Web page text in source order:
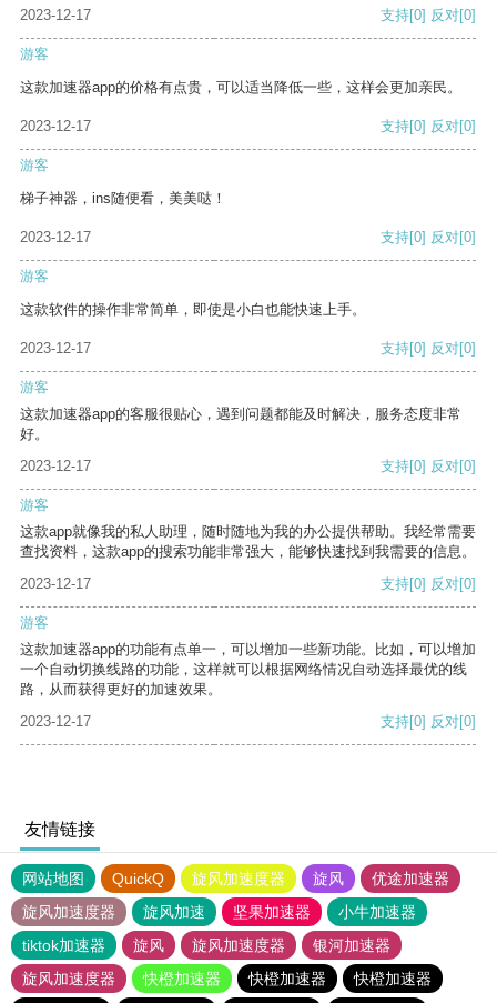
2023-12-17 支持[0] 反对[0]
游客
这款加速器app的价格有点贵，可以适当降低一些，这样会更加亲民。
2023-12-17 支持[0] 反对[0]
游客
梯子神器，ins随便看，美美哒！
2023-12-17 支持[0] 反对[0]
游客
这款软件的操作非常简单，即使是小白也能快速上手。
2023-12-17 支持[0] 反对[0]
游客
这款加速器app的客服很贴心，遇到问题都能及时解决，服务态度非常
好。
2023-12-17
支持[0] 反对[0]
游客
这款app就像我的私人助理，随时随地为我的办公提供帮助。我经常需要
查找资料，这款app的搜索功能非常强大，能够快速找到我需要的信息。
2023-12-17
支持[0] 反对[0]
游客
这款加速器app的功能有点单一，可以增加一些新功能。比如，可以增加
一个自动切换线路的功能，这样就可以根据网络情况自动选择最优的线
路，从而获得更好的加速效果。
2023-12-17
支持[0] 反对[0]
友情链接
网站地图 QuickQ 旋风加速度器 旋风
优途加速器
旋风加速度器
旋风加速 坚果加速器
小牛加速器
tiktok加速器
旋风 旋风加速度器
银河加速器
旋风加速度器
快橙加速器 快橙加速器 快橙加速器